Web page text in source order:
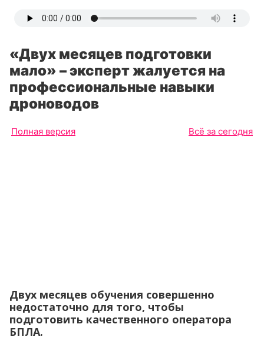
«Двух месяцев подготовки
мало» – эксперт жалуется на
профессиональные навыки
дроноводов
Полная версия Всё за сегодня
Двух месяцев обучения совершенно
недостаточно для того, чтобы
подготовить качественного оператора
БПЛА.